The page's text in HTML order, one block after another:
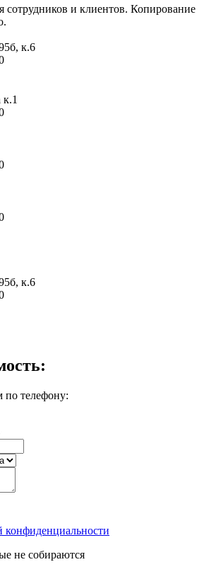
сотрудников и клиентов. Копирование
к.6
к.6
по телефону:
конфиденциальности
не собираются